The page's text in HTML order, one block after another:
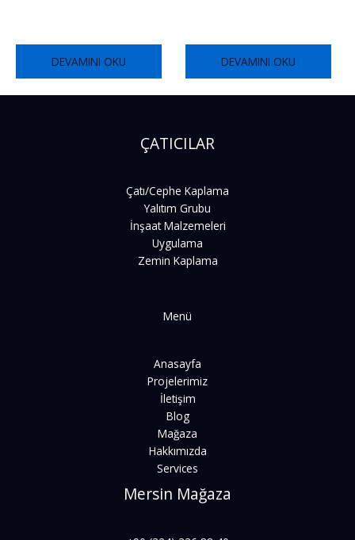
DEVAMINI OKU DEVAMINI OKU
ÇATICILAR
Çatı/Cephe Kaplama
Yalıtım Grubu
İnşaat Malzemeleri
Uygulama
Zemin Kaplama
Menü
Anasayfa
Projelerimiz
İletişim
Blog
Mağaza
Hakkımızda
Services
Mersin Mağaza